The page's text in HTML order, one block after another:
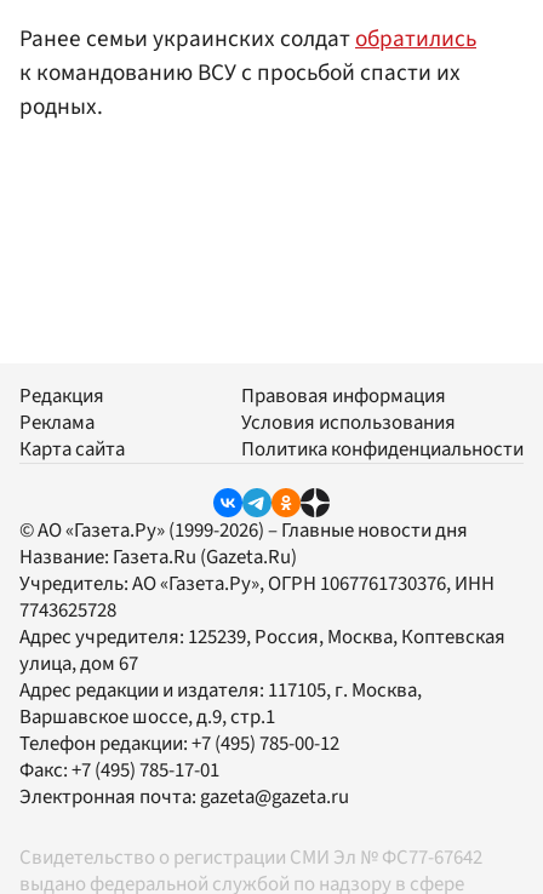
Ранее семьи украинских солдатобратились
к командованию ВСУ с просьбой спасти их
родных.
Редакция
Реклама
Карта сайта
Правовая информация
Условия использования
Политика конфиденциальности
© АО «Газета.Ру» (1999-2026) – Главные новости дня
Название: Газета.Ru (Gazeta.Ru)
Учредитель:АО «Газета.Ру», ОГРН 1067761730376, ИНН
7743625728
Адрес учредителя: 125239, Россия, Москва, Коптевская
улица, дом 67
Адрес редакции и издателя: 117105, г. Москва,
Варшавское шоссе, д.9, стр.1
Телефон редакции:+7 (495) 785-00-12
Факс:+7 (495) 785-17-01
Электронная почта: gazeta@gazeta.ru
Свидетельство о регистрации СМИ Эл № ФС77-67642
выдано федеральной службой по надзору в сфере